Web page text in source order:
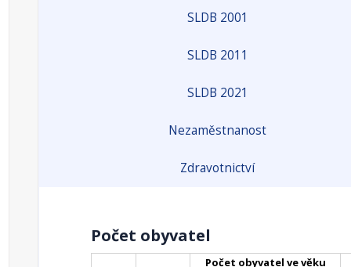
SLDB 2001
SLDB 2011
SLDB 2021
Nezaměstnanost
Zdravotnictví
Počet obyvatel
Počet obyvatel ve věku